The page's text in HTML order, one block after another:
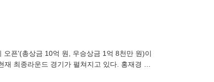
픈'(총상금 10억 원, 우승상금 1억 8천만 원)이
최종라운드 경기가 펼쳐지고 있다. 홍재경 아